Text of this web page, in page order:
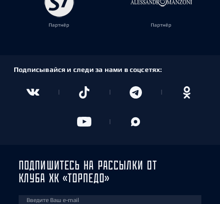
Партнёр Партнёр
Подписывайся и следи за нами в соцсетях:
ПОДПИШИТЕСЬ НА РАССЫЛКИ ОТ
КЛУБА ХК «ТОРПЕДО»
Введите Ваш e-mail